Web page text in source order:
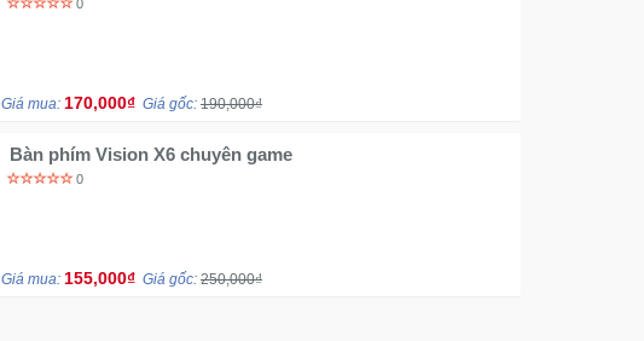
0
Giá mua: 170,000₫ Giá gốc: 190,000₫
Bàn phím Vision X6 chuyên game
0
Giá mua: 155,000₫ Giá gốc: 250,000₫